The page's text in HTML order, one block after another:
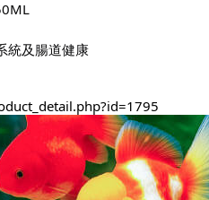
統及腸道健康